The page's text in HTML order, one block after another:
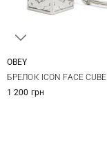
OBEY
БРЕЛОК ICON FACE CUBE
1 200 грн